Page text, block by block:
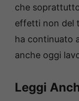
che
effetti non del
ha continuato
anche oggi
Leggi